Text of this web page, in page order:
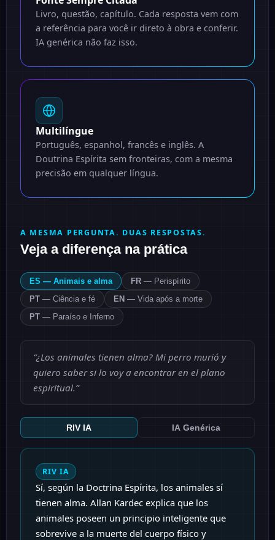
Livro, questão, capítulo. Cada resposta vem com
a referência para você ir direto à obra e conferir.
IA genérica não faz isso.
Multilíngue
Português, espanhol, francês e inglês. A
Doutrina Espírita sem fronteiras, com a mesma
precisão em qualquer língua.
A MESMA PERGUNTA. DUAS RESPOSTAS.
Veja a diferença na prática
ES — Animais e alma FR — Perispírito
PT — Ciência e fé EN — Vida após a morte
PT — Paraíso e Inferno
“¿Los animales tienen alma? Mi perro murió y
quiero saber si lo voy a encontrar en el plano
espiritual.”
RIV IA IA Genérica
RIV IA
Sí, según la Doctrina Espírita, los animales sí
tienen alma. Allan Kardec explica que los
animales poseen un principio inteligente que
sobrevive a la muerte del cuerpo físico y